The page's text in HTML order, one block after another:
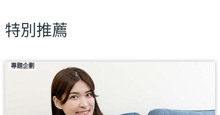
特別推薦
專題企劃